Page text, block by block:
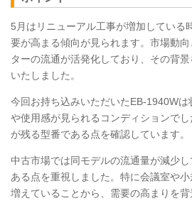
5月はリニューアル工事が増加している
要が高まる傾向が見られます。市場動
ターの流通が活発化しており、その背
いたしました。
今回お持ち込みいただいたEB-1940W
や使用感が見られるコンディションで
が残る型番である点を確認しています。
中古市場では同モデルの流通量が減少
ある点を重視しました。特に会議室や
増えていることから、需要の高まりを